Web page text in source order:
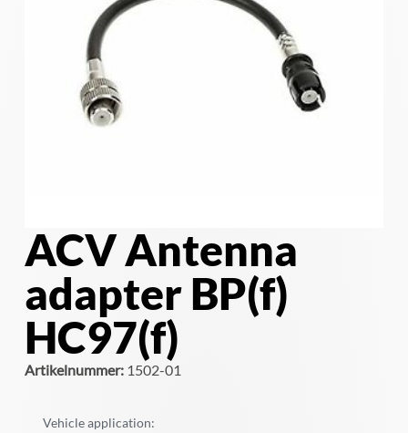
ACV Antenna
adapter BP(f)
HC97(f)
Artikelnummer:1502-01
Vehicle application: